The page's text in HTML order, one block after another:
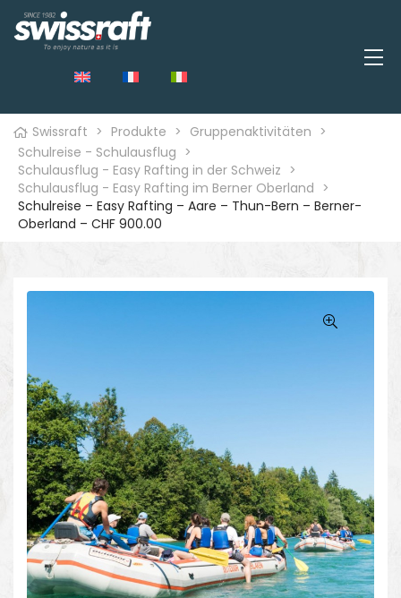
Swissraft > Produkte > Gruppenaktivitäten >
Schulreise - Schulausflug >
Schulausflug - Easy Rafting in der Schweiz >
Schulausflug - Easy Rafting im Berner Oberland >
Schulreise – Easy Rafting – Aare – Thun-Bern – Berner-
Oberland – CHF 900.00